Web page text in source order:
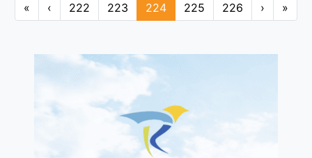
« ‹ 222 223 224 225 226 › »